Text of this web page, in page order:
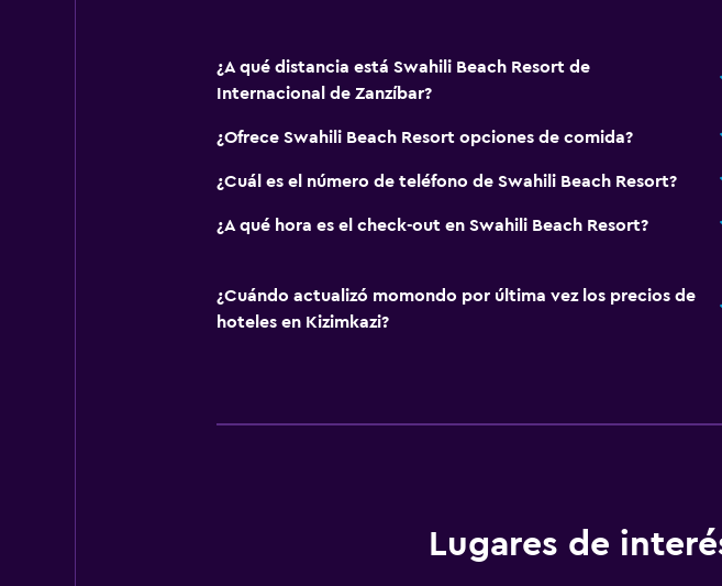
¿A qué distancia está Swahili Beach Resort de
Internacional de Zanzíbar?
¿Ofrece Swahili Beach Resort opciones de comida?
¿Cuál es el número de teléfono de Swahili Beach Resort?
¿A qué hora es el check-out en Swahili Beach Resort?
¿Cuándo actualizó momondo por última vez los precios de
hoteles en Kizimkazi?
Lugares de